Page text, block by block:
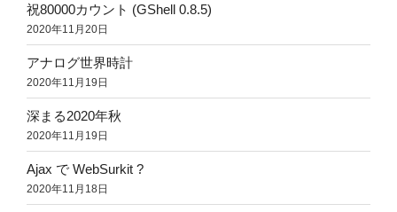
祝80000カウント (GShell 0.8.5)
2020年11月20日
アナログ世界時計
2020年11月19日
深まる2020年秋
2020年11月19日
Ajax で WebSurkit ?
2020年11月18日